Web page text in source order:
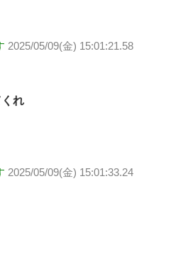
2025/05/09(金) 15:01:21.58
れ
2025/05/09(金) 15:01:33.24